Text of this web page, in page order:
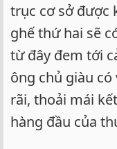
trục cơ sở được
ghế thứ hai sẽ
từ đây đem tới
ông chủ giàu
rãi, thoải mái
hàng đầu của